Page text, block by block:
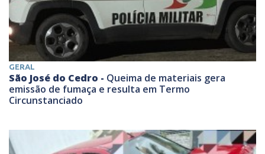
GERAL
São José do Cedro - Queima de materiais gera
emissão de fumaça e resulta em Termo
Circunstanciado